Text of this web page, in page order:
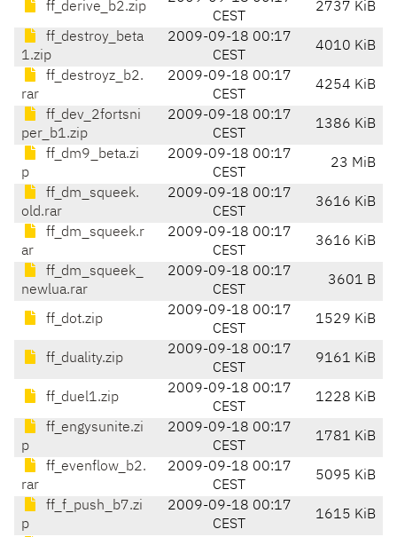
ff_derive_b2.zip
CEST
2737 KiB
ff_destroy_beta
1.zip
2009-09-18 00:17
CEST
4010 KiB
ff_destroyz_b2.
rar
2009-09-18 00:17
CEST
4254 KiB
ff_dev_2fortsni
per_b1.zip
2009-09-18 00:17
CEST
1386 KiB
ff_dm9_beta.zi
p
2009-09-18 00:17
CEST
23 MiB
ff_dm_squeek.
old.rar
2009-09-18 00:17
CEST
3616 KiB
ff_dm_squeek.r
ar
2009-09-18 00:17
CEST
3616 KiB
ff_dm_squeek_
newlua.rar
2009-09-18 00:17
CEST
3601 B
ff_dot.zip
2009-09-18 00:17
CEST
1529 KiB
ff_duality.zip
2009-09-18 00:17
CEST
9161 KiB
ff_duel1.zip
2009-09-18 00:17
CEST
1228 KiB
ff_engysunite.zi
p
2009-09-18 00:17
CEST
1781 KiB
ff_evenflow_b2.
rar
2009-09-18 00:17
CEST
5095 KiB
ff_f_push_b7.zi
p
2009-09-18 00:17
CEST
1615 KiB